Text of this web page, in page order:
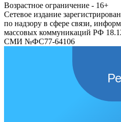
Возрастное ограничение - 16+
Сетевое издание
по надзору в сфере связи,
массовых коммуникаций РФ
СМИ №ФС77-64106